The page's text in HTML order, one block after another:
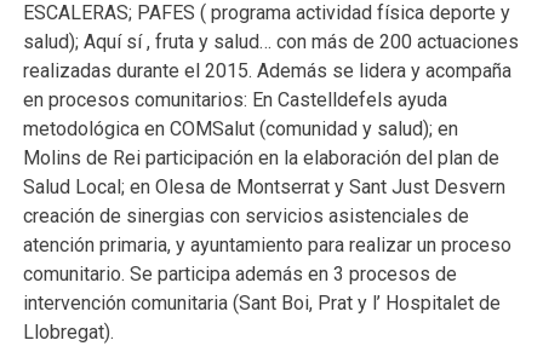
ESCALERAS; PAFES ( programa actividad física deporte y
salud); Aquí sí , fruta y salud… con más de 200 actuaciones
realizadas durante el 2015. Además se lidera y acompaña
en procesos comunitarios: En Castelldefels ayuda
metodológica en COMSalut (comunidad y salud); en
Molins de Rei participación en la elaboración del plan de
Salud Local; en Olesa de Montserrat y Sant Just Desvern
creación de sinergias con servicios asistenciales de
atención primaria, y ayuntamiento para realizar un proceso
comunitario. Se participa además en 3 procesos de
intervención comunitaria (Sant Boi, Prat y l’ Hospitalet de
Llobregat).